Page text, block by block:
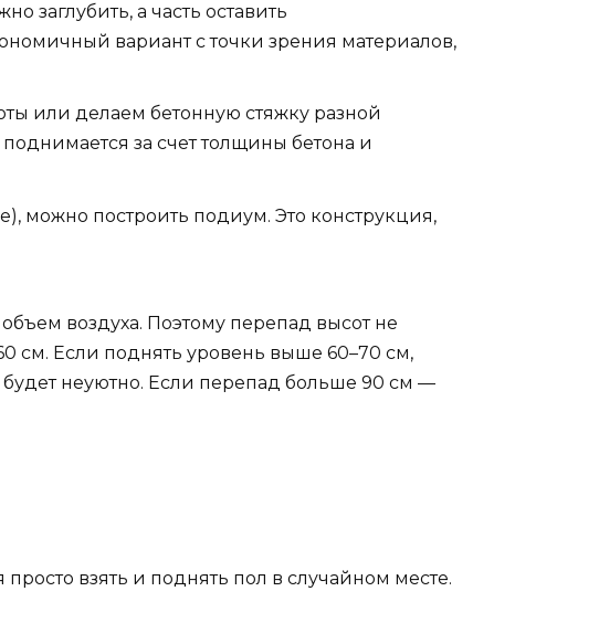
заглубить, а часть оставить
вариант с точки зрения материалов,
или делаем бетонную стяжку разной
за счет толщины бетона и
можно построить подиум. Это конструкция,
воздуха. Поэтому перепад высот не
Если поднять уровень выше 60–70 см,
будет неуютно. Если перепад больше 90 см —
взять и поднять пол в случайном месте.